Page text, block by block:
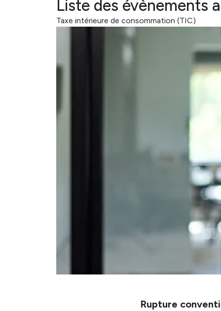
Liste des évènements
Taxe intérieure de consommation (TIC)
Rupture